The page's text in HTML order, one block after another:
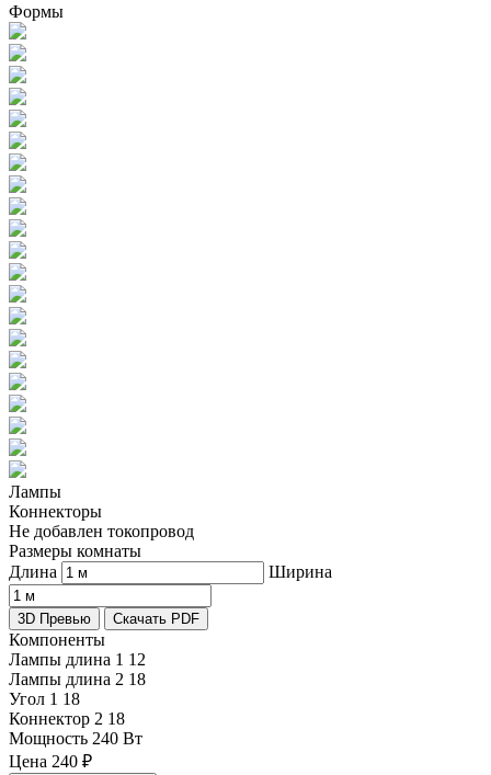
Формы
Лампы
Коннекторы
Не добавлен токопровод
Размеры комнаты
Длина
Ширина
3D Превью Скачать PDF
Компоненты
Лампы длина 1 12
Лампы длина 2 18
Угол 1 18
Коннектор 2 18
Мощность 240 Вт
Цена 240 ₽